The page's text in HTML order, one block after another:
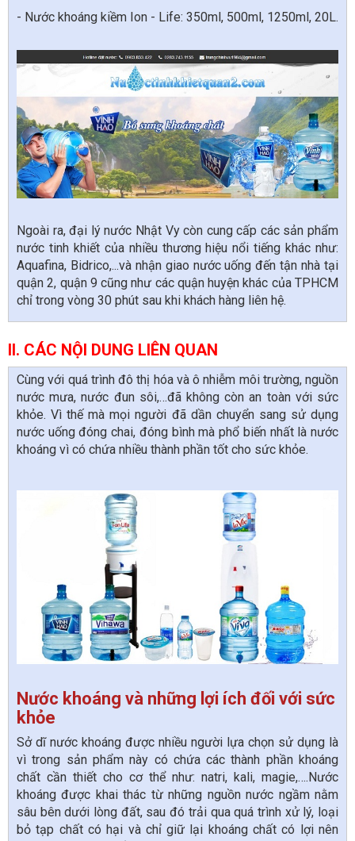
- Nước khoáng kiềm Ion - Life: 350ml, 500ml, 1250ml, 20L.
Ngoài ra, đại lý nước Nhật Vy còn cung cấp các sản phẩm
nước tinh khiết của nhiều thương hiệu nổi tiếng khác như:
Aquafina, Bidrico,...và nhận giao nước uống đến tận nhà tại
quận 2, quận 9 cũng như các quận huyện khác của TPHCM
chỉ trong vòng 30 phút sau khi khách hàng liên hệ.
II. CÁC NỘI DUNG LIÊN QUAN
Cùng với quá trình đô thị hóa và ô nhiễm môi trường, nguồn
nước mưa, nước đun sôi,…đã không còn an toàn với sức
khỏe. Vì thế mà mọi người đã dần chuyển sang sử dụng
nước uống đóng chai, đóng bình mà phổ biến nhất là nước
khoáng vì có chứa nhiều thành phần tốt cho sức khỏe.
Nước khoáng và những lợi ích đối với sức
khỏe
Sở dĩ nước khoáng được nhiều người lựa chọn sử dụng là
vì trong sản phẩm này có chứa các thành phần khoáng
chất cần thiết cho cơ thể như: natri, kali, magie,….Nước
khoáng được khai thác từ những nguồn nước ngầm nằm
sâu bên dưới lòng đất, sau đó trải qua quá trình xử lý, loại
bỏ tạp chất có hại và chỉ giữ lại khoáng chất có lợi nên